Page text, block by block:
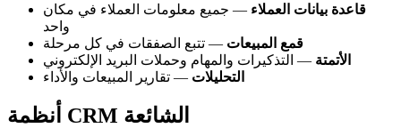
قاعدة بيانات العملاء — جميع معلومات العملاء في مكان
واحد
قمع المبيعات — تتبع الصفقات في كل مرحلة
الأتمتة — التذكيرات والمهام وحملات البريد الإلكتروني
التحليلات — تقارير المبيعات والأداء
أنظمة CRM الشائعة